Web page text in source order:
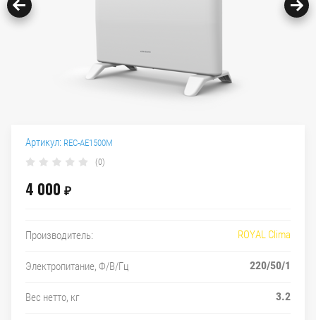
Артикул: REC-AE1500M
(0)
4 000 ₽
Производитель: ROYAL Clima
Электропитание, Ф/В/Гц 220/50/1
Вес нетто, кг 3.2